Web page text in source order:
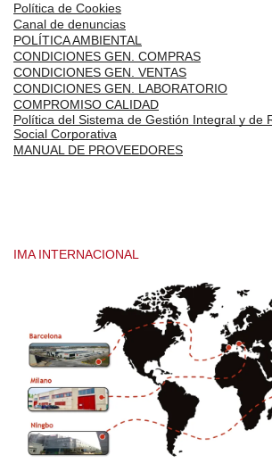
Política de Cookies
Canal de denuncias
POLÍTICA AMBIENTAL
CONDICIONES GEN. COMPRAS
CONDICIONES GEN. VENTAS
CONDICIONES GEN. LABORATORIO
COMPROMISO CALIDAD
Política del Sistema de Gestión Integral y de
Social Corporativa
MANUAL DE PROVEEDORES
IMA INTERNACIONAL